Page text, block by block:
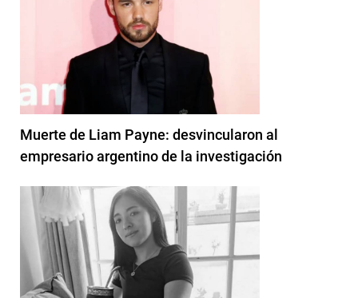
Muerte de Liam Payne: desvincularon al
empresario argentino de la investigación